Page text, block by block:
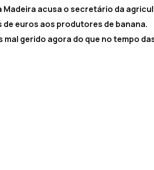
Madeira acusa o secretário da
euros aos produtores de banana.
gerido agora do que no tempo